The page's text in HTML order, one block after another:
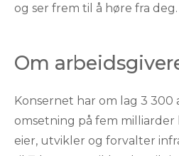
og ser frem til å høre fra deg.
Om
Konsernet har om lag 3 300
omsetning på fem milliarder
eier, utvikler og forvalter